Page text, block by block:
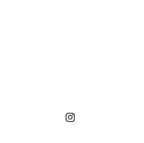
Instagram